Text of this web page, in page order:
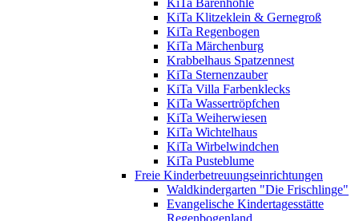
KiTa Bärenhöhle
KiTa Klitzeklein & Gernegroß
KiTa Regenbogen
KiTa Märchenburg
Krabbelhaus Spatzennest
KiTa Sternenzauber
KiTa Villa Farbenklecks
KiTa Wassertröpfchen
KiTa Weiherwiesen
KiTa Wichtelhaus
KiTa Wirbelwindchen
KiTa Pusteblume
Freie Kinderbetreuungseinrichtungen
Waldkindergarten "Die Frischlinge"
Evangelische Kindertagesstätte
Regenbogenland